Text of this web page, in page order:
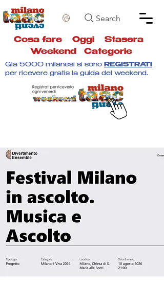
Search
Cosa fare Oggi Stasera
Weekend
Categorie
Già 5000 milanesi si sono REGISTRATI
per ricevere gratis la guida del weekend.